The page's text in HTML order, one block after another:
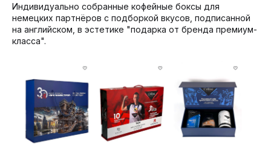
Индивидуально собранные кофейные боксы для
немецких партнёров с подборкой вкусов, подписанной
на английском, в эстетике "подарка от бренда премиум-
класса".